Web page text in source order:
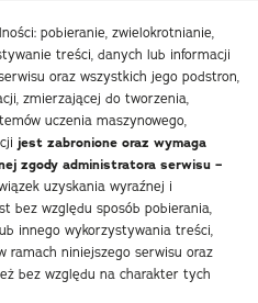
pobieranie, zwielokrotnianie,
treści, danych lub informacji
oraz wszystkich jego podstron,
zmierzającej do tworzenia,
uczenia maszynowego,
jest zabronione oraz wymaga
zgody administratora serwisu –
uzyskania wyraźnej i
bez względu sposób pobierania,
innego wykorzystywania treści,
ramach niniejszego serwisu oraz
bez względu na charakter tych